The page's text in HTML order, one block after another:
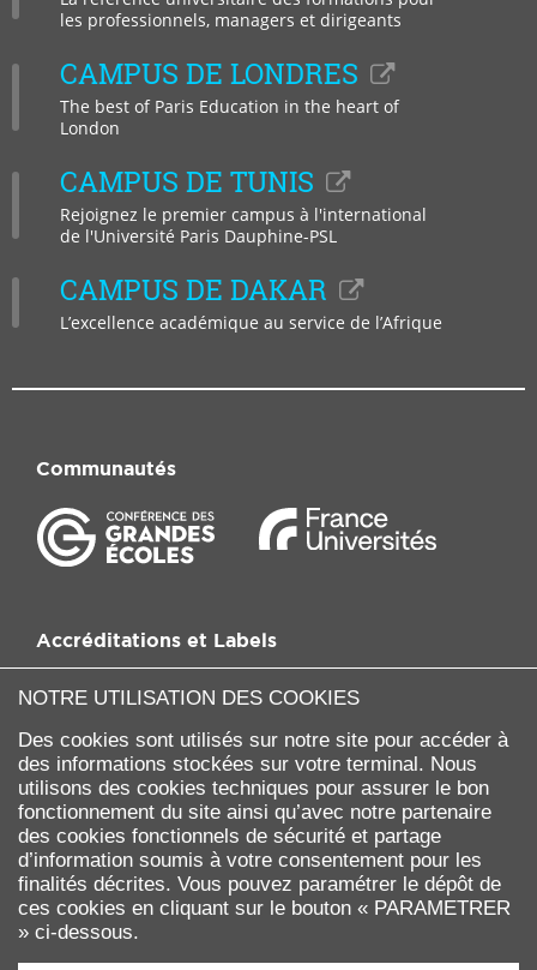
NOTRE UTILISATION DES COOKIES
Des cookies sont utilisés sur notre site pour accéder à
des informations stockées sur votre terminal. Nous
utilisons des cookies techniques pour assurer le bon
fonctionnement du site ainsi qu’avec notre partenaire
des cookies fonctionnels de sécurité et partage
d’information soumis à votre consentement pour les
finalités décrites. Vous pouvez paramétrer le dépôt de
ces cookies en cliquant sur le bouton « PARAMETRER
» ci-dessous.
les professionnels, managers et dirigeants
CAMPUS DE LONDRES
The best of Paris Education in the heart of
London
CAMPUS DE TUNIS
Rejoignez le premier campus à l'international
de l'Université Paris Dauphine-PSL
CAMPUS DE DAKAR
L’excellence académique au service de l’Afrique
Université Paris Dauphine - PSL
Communautés
Accréditations et Labels